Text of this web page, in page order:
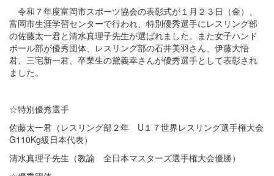
令和７年度富岡市スポーツ協会の表彰式が１月２３日（金）、
富岡市生涯学習センターで行われ、特別優秀選手にレスリング部
の佐藤太一君と清水真理子先生が選ばれました。また女子ハンド
ボール部が優秀団体、レスリング部の石井美羽さん、伊藤大悟
君、三宅新一君、卒業生の黛義幸さんが優秀選手として表彰され
ました。
☆特別優秀選手
佐藤太一君（レスリング部２年 U１７世界レスリング選手権大会
G110Kg級日本代表）
清水真理子先生（教諭 全日本マスターズ選手権大会優勝）